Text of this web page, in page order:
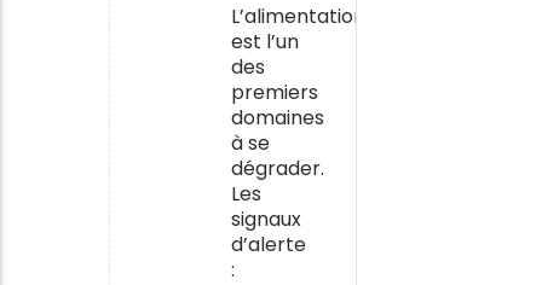
L’alimentation
est l’un
des
premiers
domaines
à se
dégrader.
Les
signaux
d’alerte
: